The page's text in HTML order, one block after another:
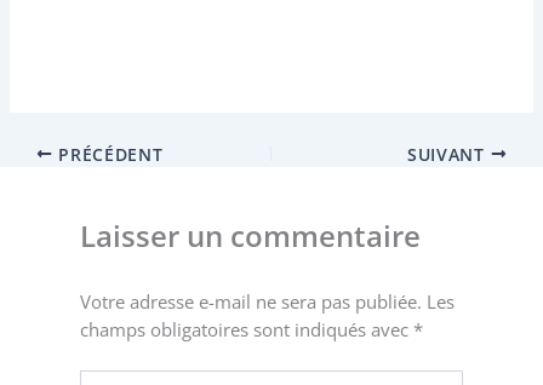
PRÉCÉDENT SUIVANT
Laisser un commentaire
Votre adresse e-mail ne sera pas publiée. Les
champs obligatoires sont indiqués avec *